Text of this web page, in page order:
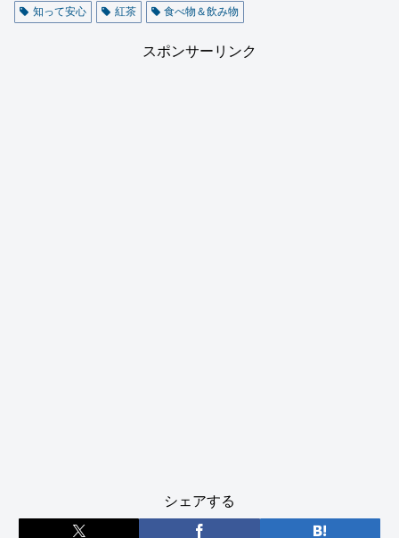
知って安心 紅茶 食べ物＆飲み物
スポンサーリンク
シェアする